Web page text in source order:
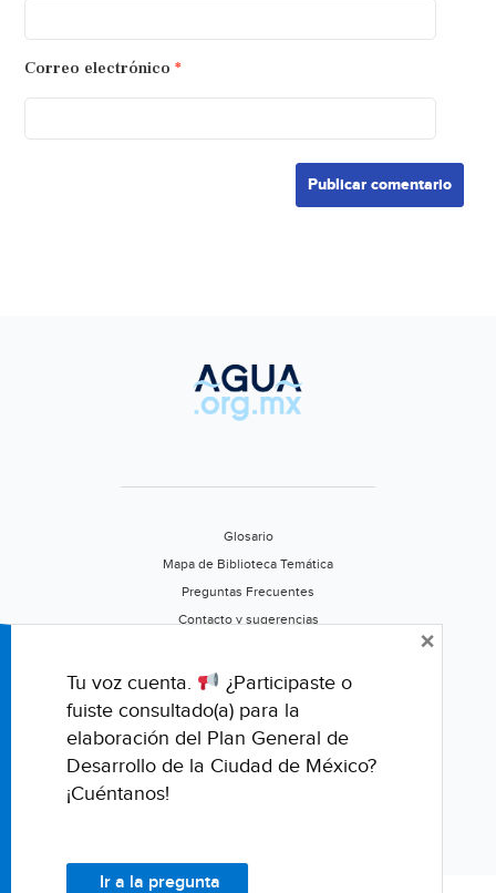
Correo electrónico *
Glosario
Mapa de Biblioteca Temática
Preguntas Frecuentes
Contacto y sugerencias
Califica este portal
Tu voz cuenta.
¿Participaste o
fuiste consultado(a) para la
elaboración del Plan General de
Desarrollo de la Ciudad de México?
¡Cuéntanos!
Ir a la pregunta
×